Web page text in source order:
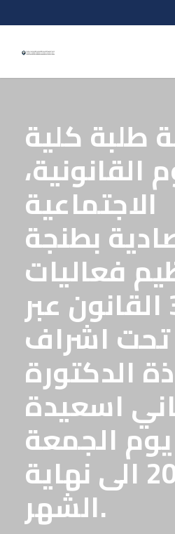
كلية
القانونية،
الاجتماعية
بطنجة
فعاليات
برنامج 3 القانون عبر
تحت اشراف
الدكتورة
اسعيدة
الجمعة
5ماي2023 الى نهاية
الشهر.